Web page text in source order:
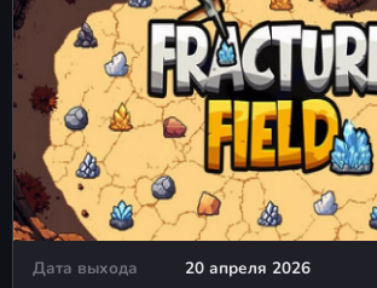
Дата выхода
20 апреля 2026